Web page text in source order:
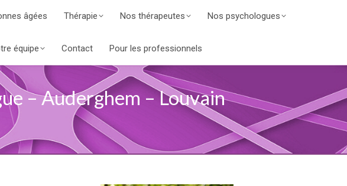
âgées Thérapie Nos thérapeutes Nos psychologues
équipe Contact Pour les professionnels
– Auderghem – Louvain